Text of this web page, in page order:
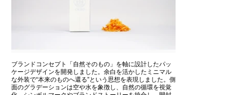
ブランドコンセプト「自然そのもの」を軸に設計したパッ
ケージデザインを開発しました。余白を活かしたミニマル
な外装で“本来のものへ還る”という思想を表現しました。側
面のグラデーションは空や水を象徴し、自然の循環を視覚